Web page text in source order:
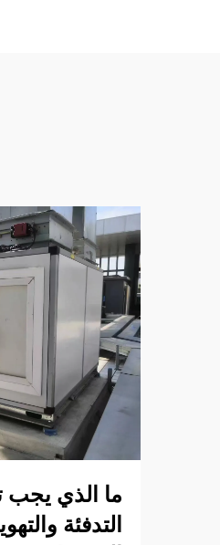
ما الذي يجب
التدفئة